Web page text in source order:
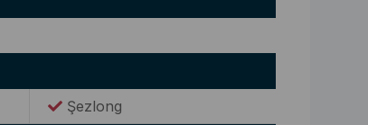
Şezlong